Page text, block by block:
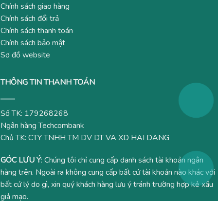
Chính sách giao hàng
Chính sách đổi trả
Chính sách thanh toán
Chính sách bảo mật
Sơ đồ website
THÔNG TIN THANH TOÁN
Số TK: 179268268
Ngân hàng Techcombank
Chủ TK: CTY TNHH TM DV DT VA XD HAI DANG
GÓC LƯU Ý: Chúng tôi chỉ cung cấp danh sách tài khoản ngân
hàng trên. Ngoài ra không cung cấp bất cứ tài khoản nào khác với
bất cứ lý do gì, xin quý khách hàng lưu ý tránh trường hợp kẻ xấu
giả mạo.